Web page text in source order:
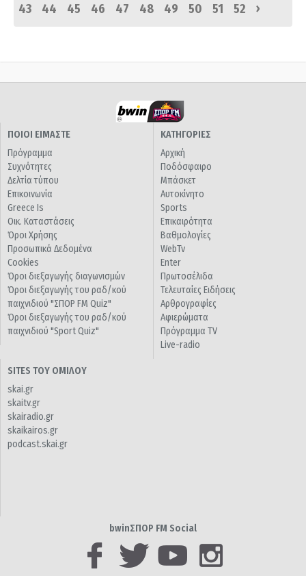
43
44 45 46 47 48 49 50 51 52 ›
ΠΟΙΟΙ ΕΙΜΑΣΤΕ
Πρόγραμμα
Συχνότητες
Δελτία τύπου
Επικοινωνία
Greece Is
Οικ. Καταστάσεις
Όροι Χρήσης
Προσωπικά Δεδομένα
Cookies
Όροι διεξαγωγής διαγωνισμών
Όροι διεξαγωγής του ραδ/κού
παιχνιδιού "ΣΠΟΡ FM Quiz"
Όροι διεξαγωγής του ραδ/κού
παιχνιδιού "Sport Quiz"
ΚΑΤΗΓΟΡΙΕΣ
Αρχική
Ποδόσφαιρο
Μπάσκετ
Αυτοκίνητο
Sports
Επικαιρότητα
Βαθμολογίες
WebTv
Enter
Πρωτοσέλιδα
Τελευταίες Ειδήσεις
Αρθρογραφίες
Αφιερώματα
Πρόγραμμα TV
Live-radio
SITES ΤΟΥ ΟΜΙΛΟΥ
skai.gr
skaitv.gr
skairadio.gr
skaikairos.gr
podcast.skai.gr
bwinΣΠΟΡ FM Social